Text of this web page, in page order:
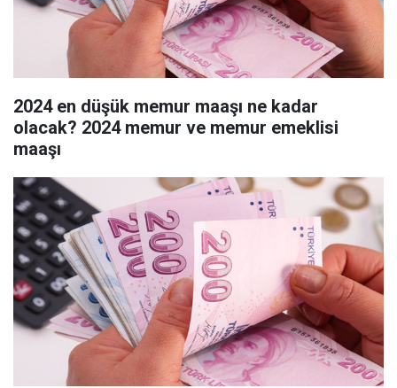
2024 en düşük memur maaşı ne kadar
olacak? 2024 memur ve memur emeklisi
maaşı